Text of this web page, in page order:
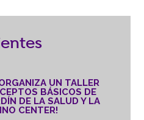
UN TALLER
BÁSICOS DE
DE LA SALUD Y LA
CENTER!